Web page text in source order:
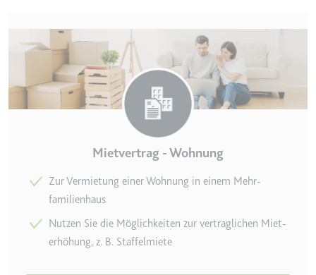
LAST_RESULT_ENTRY_KEY
Anbieter:
youtube.com
Wird verwendet, um die
Interaktion der Nutzer mit
eingebetteten Inhalten zu
verfolgen.
HTTP-Cookie
LogsDatabaseV2:V#||LogsRequestsStore
Mietvertrag - Wohnung
Zur Vermietung einer Wohnung in einem Mehr­
familienhaus
Nutzen Sie die Möglichkeiten zur vertraglichen Miet­
erhöhung, z. B. Staffelmiete